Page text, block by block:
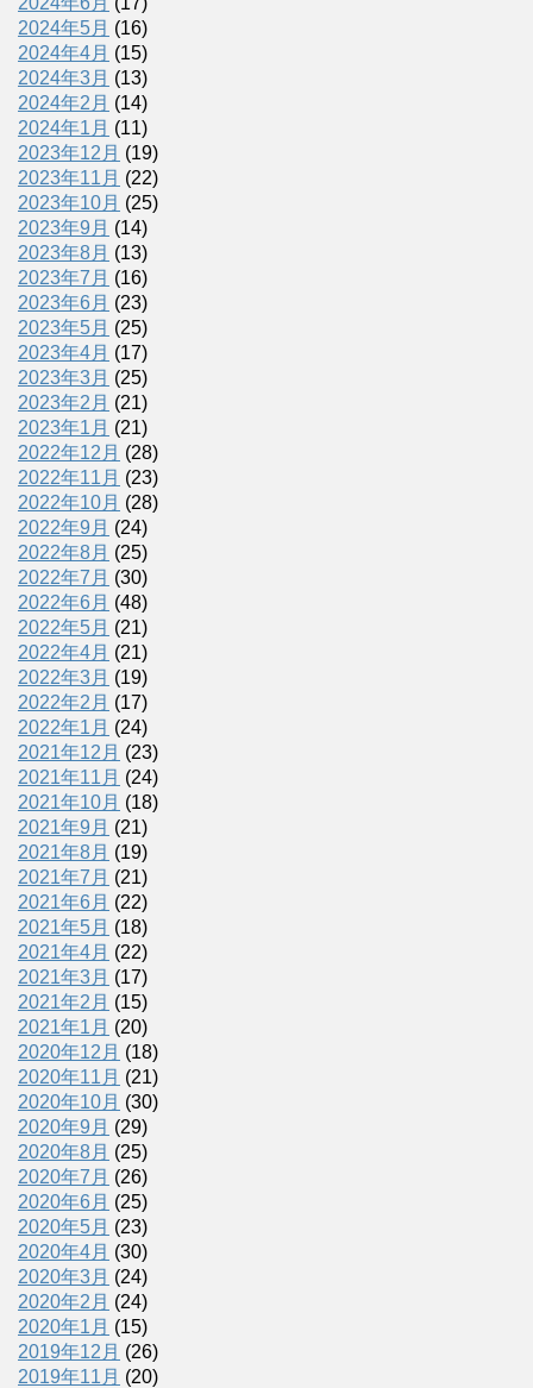
2024年5月 (16)
2024年4月 (15)
2024年3月 (13)
2024年2月 (14)
2024年1月 (11)
2023年12月 (19)
2023年11月 (22)
2023年10月 (25)
2023年9月 (14)
2023年8月 (13)
2023年7月 (16)
2023年6月 (23)
2023年5月 (25)
2023年4月 (17)
2023年3月 (25)
2023年2月 (21)
2023年1月 (21)
2022年12月 (28)
2022年11月 (23)
2022年10月 (28)
2022年9月 (24)
2022年8月 (25)
2022年7月 (30)
2022年6月 (48)
2022年5月 (21)
2022年4月 (21)
2022年3月 (19)
2022年2月 (17)
2022年1月 (24)
2021年12月 (23)
2021年11月 (24)
2021年10月 (18)
2021年9月 (21)
2021年8月 (19)
2021年7月 (21)
2021年6月 (22)
2021年5月 (18)
2021年4月 (22)
2021年3月 (17)
2021年2月 (15)
2021年1月 (20)
2020年12月 (18)
2020年11月 (21)
2020年10月 (30)
2020年9月 (29)
2020年8月 (25)
2020年7月 (26)
2020年6月 (25)
2020年5月 (23)
2020年4月 (30)
2020年3月 (24)
2020年2月 (24)
2020年1月 (15)
2019年12月 (26)
2019年11月 (20)